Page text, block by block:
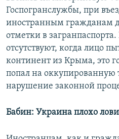
Госпогранслужбы, при
иностранным гражданам
отметки в
отсутствуют, когда лицо
континент из Крыма, это
попал на оккупированную
нарушение законной
Бабин: Украина плохо